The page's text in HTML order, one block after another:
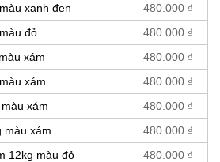
xanh đen 480.000 ₫
đỏ
480.000 ₫
xám
480.000 ₫
xám
480.000 ₫
xám
480.000 ₫
màu xám
480.000 ₫
12kg màu đỏ
480.000 ₫